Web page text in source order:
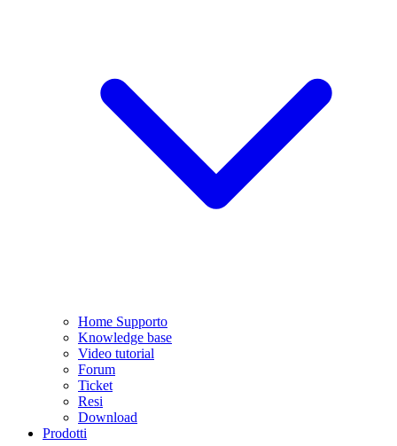
Home Supporto
Knowledge base
Video tutorial
Forum
Ticket
Resi
Download
Prodotti